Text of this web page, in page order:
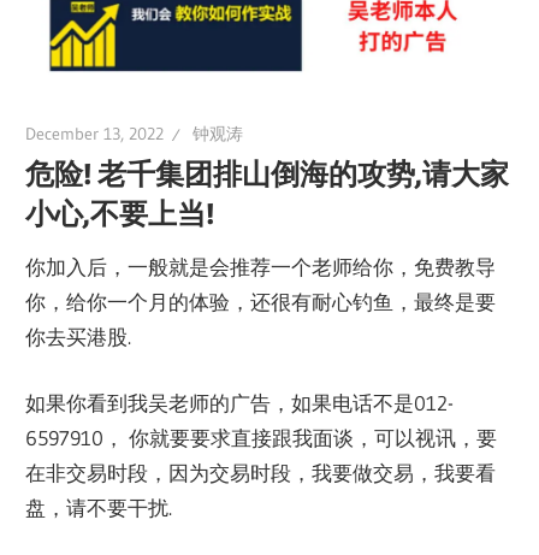
December 13, 2022 钟观涛
危险! 老千集团排山倒海的攻势,请大家
小心,不要上当!
你加入后，一般就是会推荐一个老师给你，免费教导
你，给你一个月的体验，还很有耐心钓鱼，最终是要
你去买港股.
如果你看到我吴老师的广告，如果电话不是012-
6597910， 你就要要求直接跟我面谈，可以视讯，要
在非交易时段，因为交易时段，我要做交易，我要看
盘，请不要干扰.